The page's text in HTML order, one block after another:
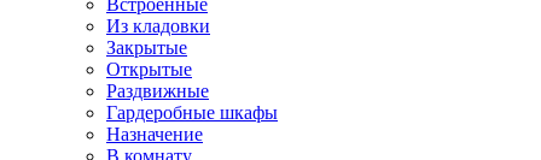
Встроенные
Из кладовки
Закрытые
Открытые
Раздвижные
Гардеробные шкафы
Назначение
В комнату